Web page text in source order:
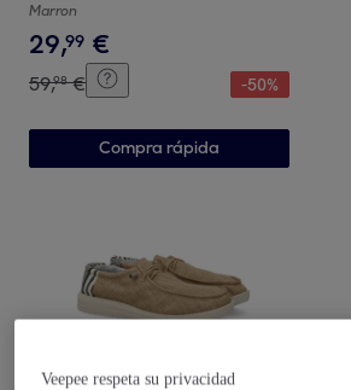
Elegante, Diseño Moderno
Marron
29,99 €
59,98 € -50%
Compra rápida
Veepee respeta su privacidad